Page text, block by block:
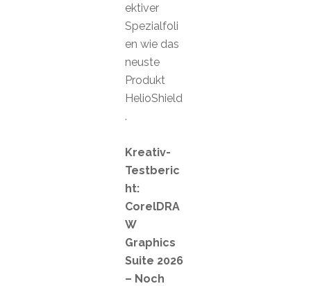
ektiver
Spezialfoli
en wie das
neuste
Produkt
HelioShield
.
Kreativ-
Testberic
ht:
CorelDRA
W
Graphics
Suite 2026
– Noch